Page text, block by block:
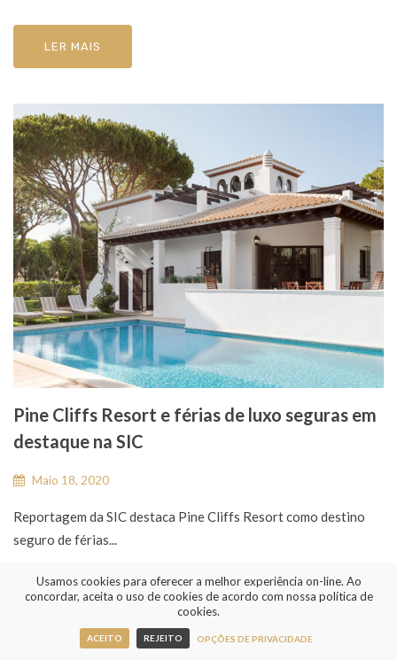
LER MAIS
Pine Cliffs Resort e férias de luxo seguras em
destaque na SIC
Maio 18, 2020
Reportagem da SIC destaca Pine Cliffs Resort como destino
seguro de férias...
LER MAIS
Usamos cookies para oferecer a melhor experiência on-line. Ao
concordar, aceita o uso de cookies de acordo com nossa política de
cookies.
ACEITO REJEITO OPÇÕES DE PRIVACIDADE